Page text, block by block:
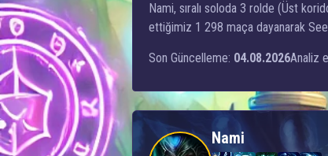
Nami, sıralı soloda 3 rolde (Üst
ettiğimiz 1 298 maça dayanarak
Son Güncelleme: 04.08.2026Analiz
Nami